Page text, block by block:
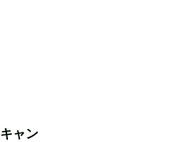
ャン